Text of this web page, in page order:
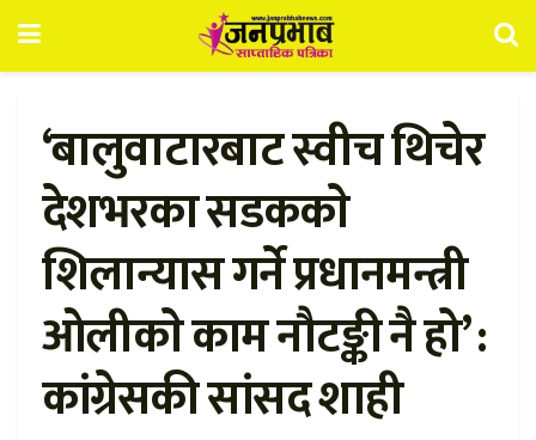
‘बालुवाटारबाट स्वीच थिचेर
देशभरका सडककाे
शिलान्यास गर्ने प्रधानमन्त्री
ओलीकाे काम नौटङ्की नै हो’ :
कांग्रेसकी सांसद शाही